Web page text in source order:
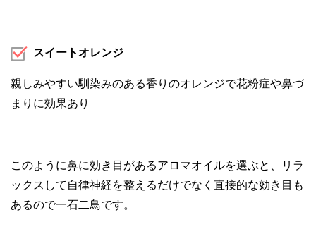
スイートオレンジ
親しみやすい馴染みのある香りのオレンジで花粉症や鼻づ
まりに効果あり
このように鼻に効き目があるアロマオイルを選ぶと、リラ
ックスして自律神経を整えるだけでなく直接的な効き目も
あるので一石二鳥です。